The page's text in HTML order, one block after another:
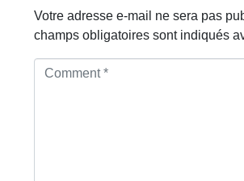
Votre adresse e-mail ne sera pas
champs obligatoires sont indiqués